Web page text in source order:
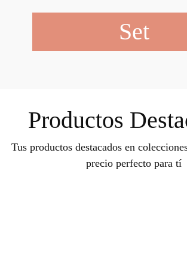
Set
Productos
Tus productos destacados en
precio perfecto para tí